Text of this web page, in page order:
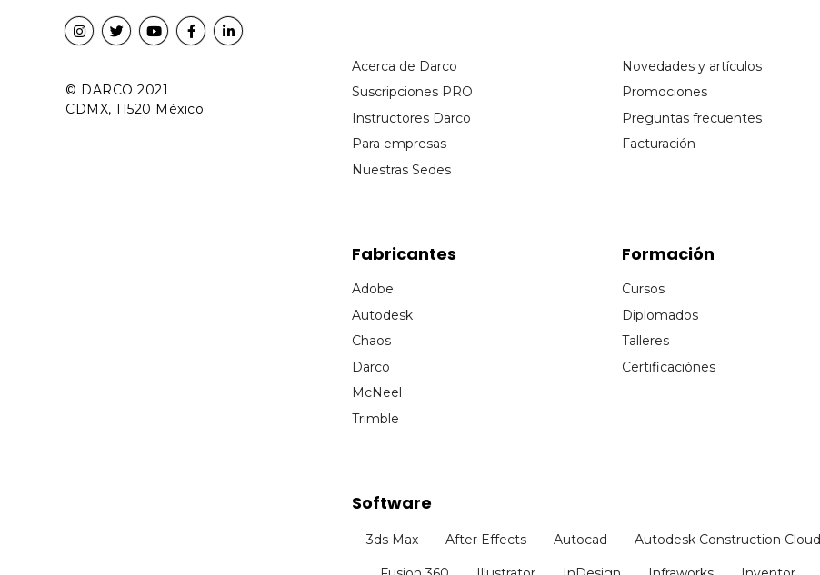
© DARCO 2021
CDMX, 11520 México
Acerca de Darco
Suscripciones PRO
Instructores Darco
Para empresas
Nuestras Sedes
Novedades y artículos
Promociones
Preguntas frecuentes
Facturación
Fabricantes
Adobe
Autodesk
Chaos
Darco
McNeel
Trimble
Formación
Cursos
Diplomados
Talleres
Certificaciónes
Software
3ds Max After Effects Autocad Autodesk Construction Cloud